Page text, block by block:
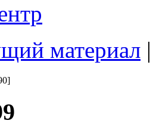
материал